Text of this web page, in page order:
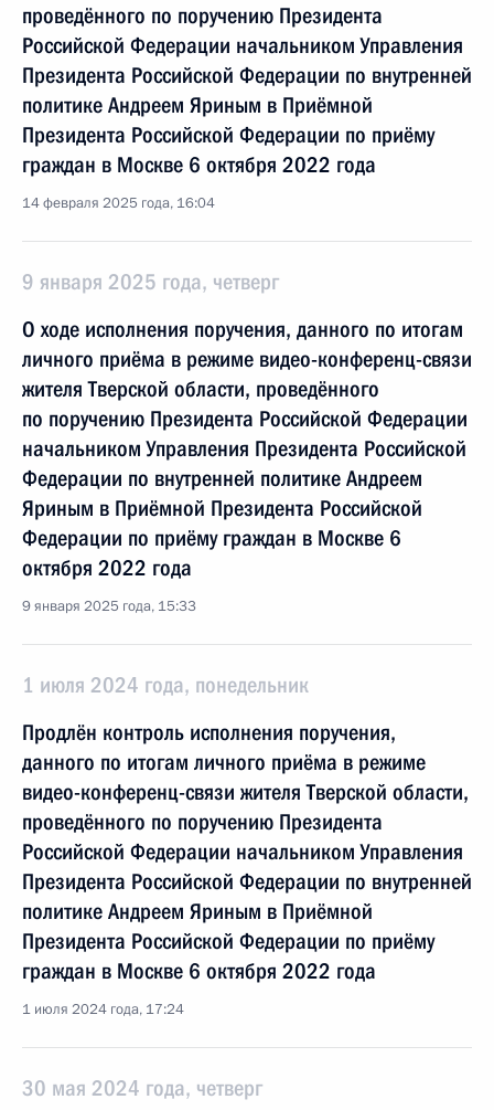
проведённого по поручению Президента
Российской Федерации начальником Управления
Президента Российской Федерации по внутренней
политике Андреем Яриным в Приёмной
Президента Российской Федерации по приёму
граждан в Москве 6 октября 2022 года
14 февраля 2025 года, 16:04
9 января 2025 года, четверг
О ходе исполнения поручения, данного по итогам
личного приёма в режиме видео-конференц-связи
жителя Тверской области, проведённого
по поручению Президента Российской Федерации
начальником Управления Президента Российской
Федерации по внутренней политике Андреем
Яриным в Приёмной Президента Российской
Федерации по приёму граждан в Москве 6
октября 2022 года
9 января 2025 года, 15:33
1 июля 2024 года, понедельник
Продлён контроль исполнения поручения,
данного по итогам личного приёма в режиме
видео-конференц-связи жителя Тверской области,
проведённого по поручению Президента
Российской Федерации начальником Управления
Президента Российской Федерации по внутренней
политике Андреем Яриным в Приёмной
Президента Российской Федерации по приёму
граждан в Москве 6 октября 2022 года
1 июля 2024 года, 17:24
30 мая 2024 года, четверг